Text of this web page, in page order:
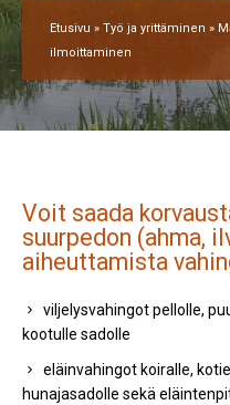
Etusivu » Työ ja yrittäminen »
ilmoittaminen
Voit saada
suurpedon (ahma,
aiheuttamista
viljelysvahingot pellolle,
kootulle sadolle
eläinvahingot koiralle,
hunajasadolle sekä